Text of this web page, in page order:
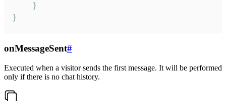
    }
}
onMessageSent#
Executed when a visitor sends the first message. It will be performed
only if there is no chat history.